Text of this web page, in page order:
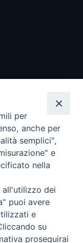
riservati - Vita
Torna
per
anche per
semplici",
e
nella
all'utilizzo dei
puoi avere
e
su
proseguirai